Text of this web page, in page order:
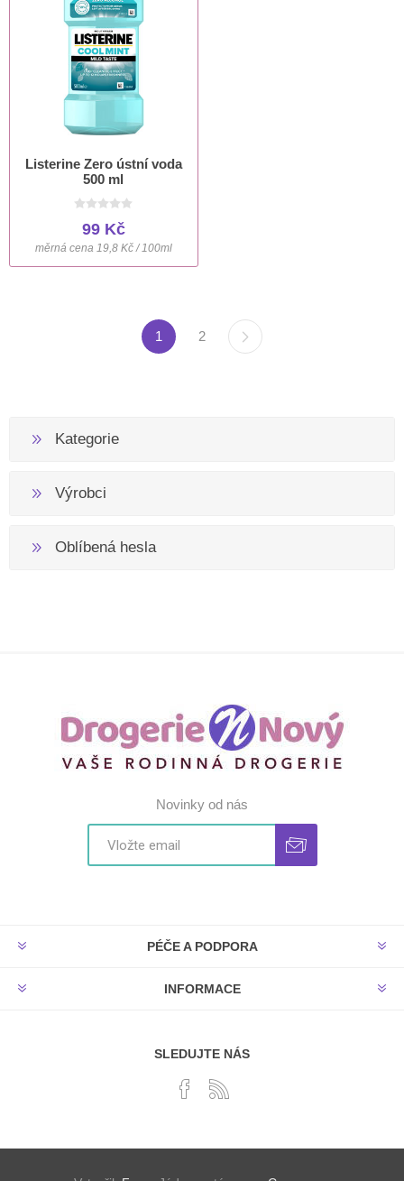
Listerine Zero ústní voda
500 ml
99 Kč
měrná cena 19,8 Kč / 100ml
1 2
Kategorie
Výrobci
Oblíbená hesla
Novinky od nás
PÉČE A PODPORA
INFORMACE
SLEDUJTE NÁS